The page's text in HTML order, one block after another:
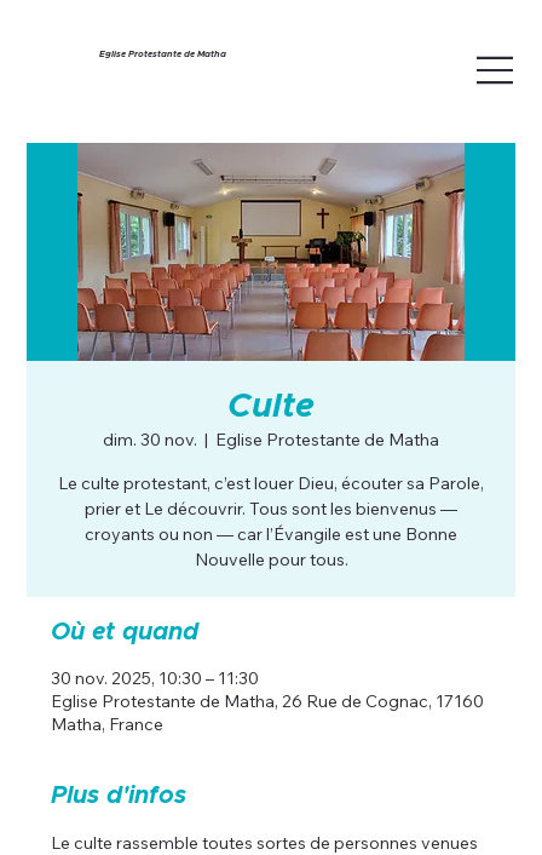
Eglise Protestante de Matha
Culte
dim. 30 nov.
  |
Eglise Protestante de Matha
Le culte protestant, c’est louer Dieu, écouter sa Parole,
prier et Le découvrir. Tous sont les bienvenus —
croyants ou non — car l’Évangile est une Bonne
Nouvelle pour tous.
Où et quand
30 nov. 2025, 10:30 – 11:30
Eglise Protestante de Matha, 26 Rue de Cognac, 17160
Matha, France
Plus d'infos
Le culte rassemble toutes sortes de personnes venues